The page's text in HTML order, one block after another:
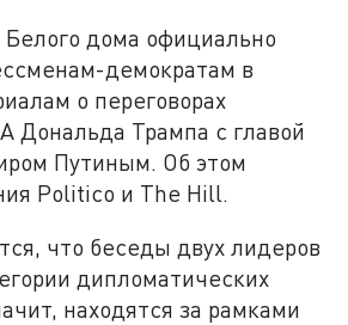
дома официально
демократам в
о переговорах
Дональда Трампа с главой
Путиным. Об этом
Politico и The Hill.
что беседы двух лидеров
дипломатических
находятся за рамками